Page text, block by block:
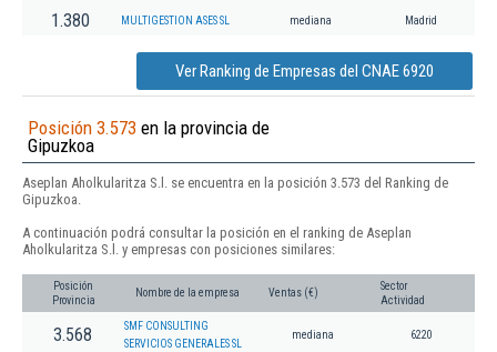
1.380 MULTIGESTION ASES SL mediana Madrid
Ver Ranking de Empresas del CNAE 6920
Posición 3.573 en la provincia de
Gipuzkoa
Aseplan Aholkularitza S.l. se encuentra en la posición 3.573 del Ranking de
Gipuzkoa.
A continuación podrá consultar la posición en el ranking de Aseplan
Aholkularitza S.l. y empresas con posiciones similares:
Posición
Provincia
Nombre de la empresa Ventas (€)
Sector
Actividad
3.568
SMF CONSULTING
SERVICIOS GENERALES SL
mediana 6220